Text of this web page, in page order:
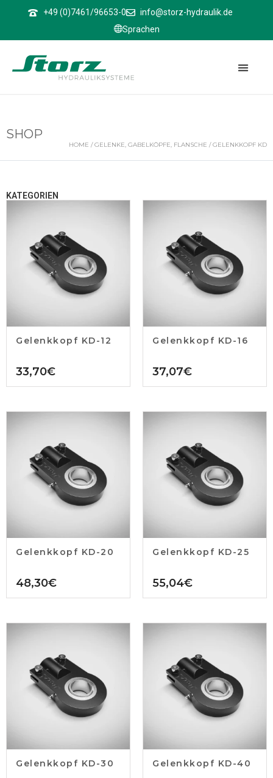
+49 (0)7461/96653-0
info@storz-hydraulik.de
Sprachen
SHOP
HOME /GELENKE, GABELKÖPFE, FLANSCHE / GELENKKOPF KD
KATEGORIEN
Gelenkkopf KD-12
33,70€
Gelenkkopf KD-16
37,07€
Gelenkkopf KD-20
48,30€
Gelenkkopf KD-25
55,04€
Gelenkkopf KD-30 Gelenkkopf KD-40